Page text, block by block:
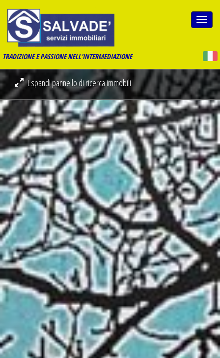
TRADIZIONE E PASSIONE NELL'INTERMEDIAZIONE
Espandi pannello di ricerca immobili